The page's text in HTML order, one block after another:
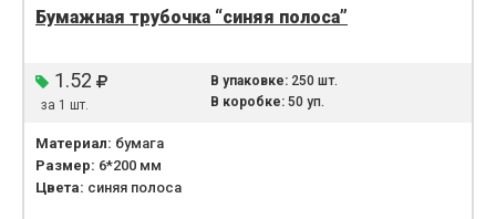
Бумажная трубочка “синяя полоса”
1.52
за 1 шт.
В упаковке:250 шт.
В коробке:50 уп.
Материал: бумага
Размер: 6*200 мм
Цвета: синяя полоса